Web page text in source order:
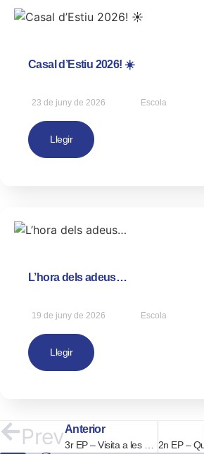
Casal d’Estiu 2026! ☀️
23 de juny de 2026 Escola
Llegir
L’hora dels adeus…
19 de juny de 2026 Escola
Llegir
PrevAnterior
3r EP – Visita a les masies